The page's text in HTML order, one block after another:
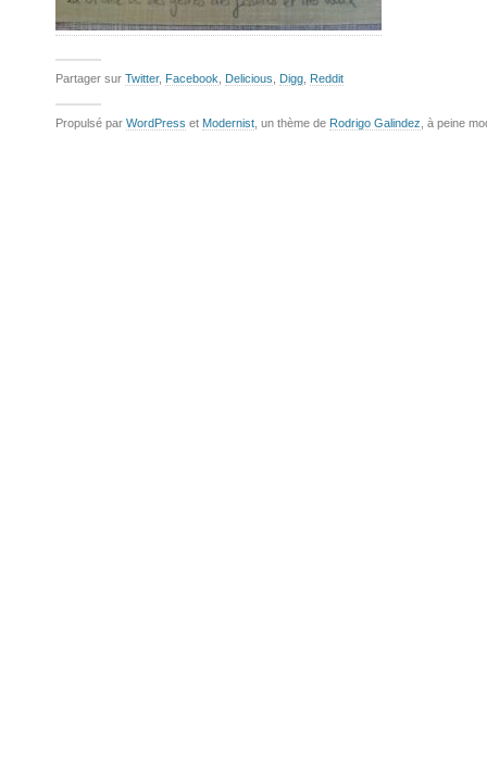
Partager sur Twitter, Facebook Delicious Digg Reddit
Propulsé par WordPress et Modernist , un thème de Rodrigo Galindez , à peine